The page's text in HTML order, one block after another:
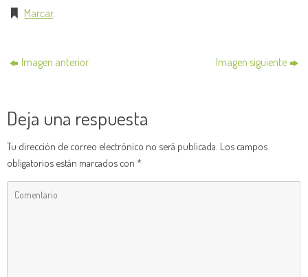
Marcar.
Imagen anterior Imagen siguiente
Deja una respuesta
Tu dirección de correo electrónico no será publicada. Los campos
obligatorios están marcados con *